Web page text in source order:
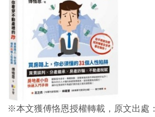
※本文獲傅恪恩授權轉載，原文出處：